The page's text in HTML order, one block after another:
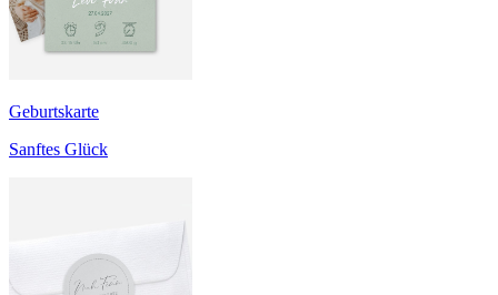
Geburtskarte
Sanftes Glück